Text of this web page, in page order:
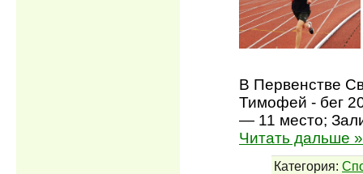
В Первенстве
Тимофей - бег
— 11 место;
Читать дальше »
Категория: